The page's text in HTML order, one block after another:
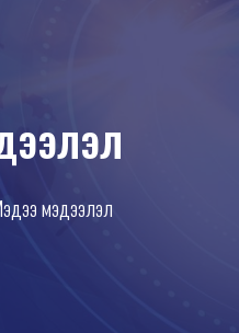
мэдээлэл